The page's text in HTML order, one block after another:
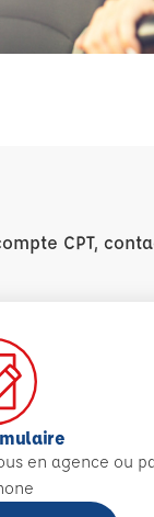
CPT,
en agence ou